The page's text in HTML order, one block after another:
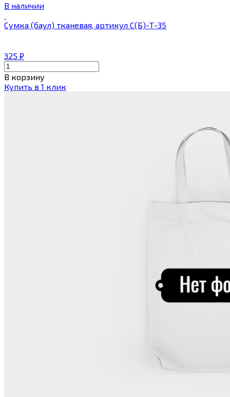
В наличии
Сумка (баул) тканевая, артикул С(Б)-Т-35
325 ₽
В корзину
Купить в 1 клик